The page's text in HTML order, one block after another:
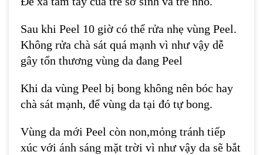
Sau khi Peel 10 giờ có thể rửa nhẹ vùng Peel.
Không rửa chà sát quá mạnh vì như vậy dễ
gây tổn thương vùng da đang Peel
Khi da vùng Peel bị bong không nên bóc hay
chà sát mạnh, để vùng da tại đó tự bong.
Vùng da mới Peel còn non,mỏng tránh tiếp
xúc với ánh sáng mặt trời vì như vậy da sẽ bắt